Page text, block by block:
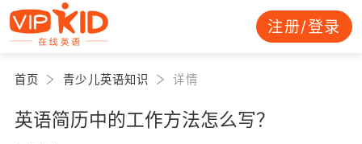
注册/登录
首页 青少儿英语知识 详情
英语简历中的工作方法怎么写？